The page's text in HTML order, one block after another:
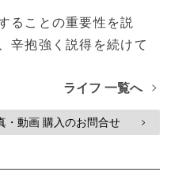
ることの重要性を説
辛抱強く説得を続けて
ライフ 一覧へ
>
・動画 購入のお問合せ >